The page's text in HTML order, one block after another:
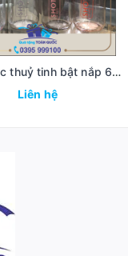
Bình nước thuỷ tinh bật nắp 600ml
Liên hệ